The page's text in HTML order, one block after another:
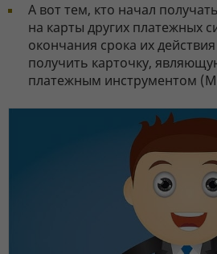
А вот тем, кто начал
на карты других платежных
окончания срока их
получить карточку,
платежным инструментом